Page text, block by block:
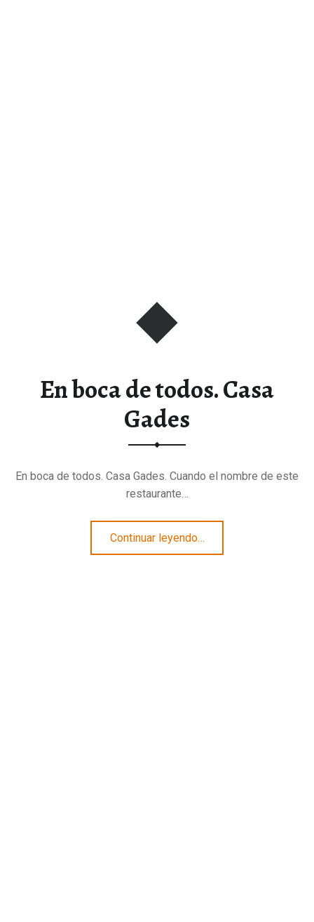
En boca de todos. Casa
Gades
En boca de todos. Casa Gades. Cuando el nombre de este
restaurante…
Continuar leyendo…